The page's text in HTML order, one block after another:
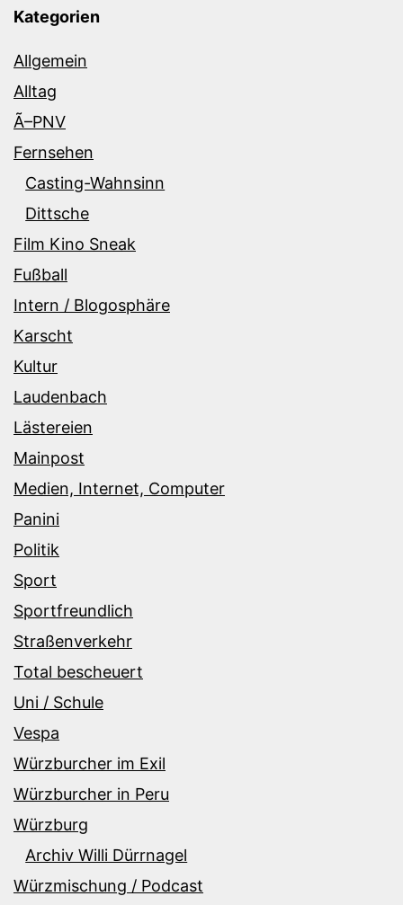
Kategorien
Allgemein
Alltag
Ã–PNV
Fernsehen
Casting-Wahnsinn
Dittsche
Film Kino Sneak
Fußball
Intern / Blogosphäre
Karscht
Kultur
Laudenbach
Lästereien
Mainpost
Medien, Internet, Computer
Panini
Politik
Sport
Sportfreundlich
Straßenverkehr
Total bescheuert
Uni / Schule
Vespa
Würzburcher im Exil
Würzburcher in Peru
Würzburg
Archiv Willi Dürrnagel
Würzmischung / Podcast